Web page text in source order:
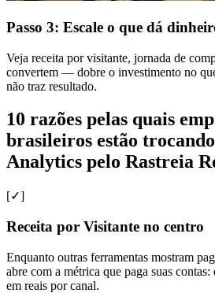
Passo 3: Escale o que dá
Veja receita por visitante, jornada de
convertem — dobre o investimento no
não traz resultado.
10 razões pelas quais
brasileiros estão
Analytics pelo Rastreia
[✓]
Receita por Visitante no centro
Enquanto outras ferramentas mostram
abre com a métrica que paga suas
em reais por canal.